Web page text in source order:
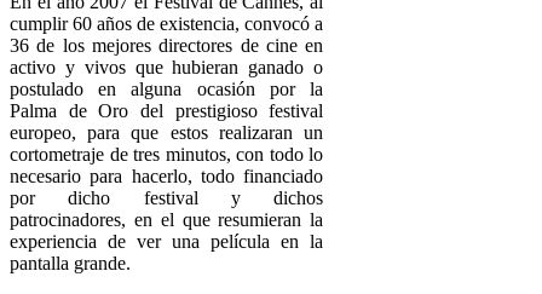
cumplir 60 años de existencia, convocó a
36 de los mejores directores de cine en
activo y vivos que hubieran ganado o
postulado en alguna ocasión por la
Palma de Oro del prestigioso festival
europeo, para que estos realizaran un
cortometraje de tres minutos, con todo lo
necesario para hacerlo, todo financiado
por dicho festival y dichos
patrocinadores, en el que resumieran la
experiencia de ver una película en la
pantalla grande.